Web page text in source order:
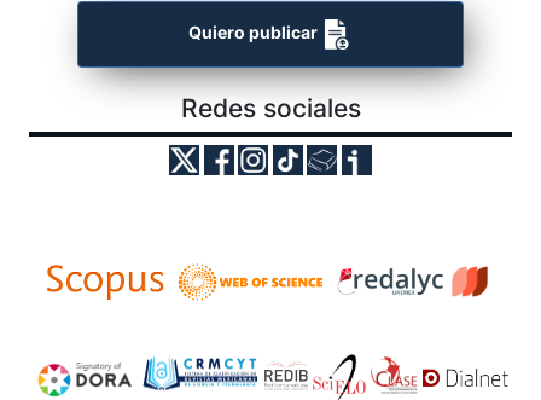
Quiero publicar
Redes sociales